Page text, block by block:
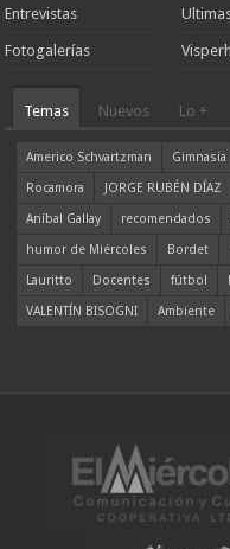
Entrevistas
Fotogalerías
Temas Nuevos Lo +
Americo Schvartzman Gimnasia
Rocamora
JORGE RUBÉN DÍAZ
Aníbal Gallay
recomendados
humor de Miércoles
Bordet
Lauritto
Docentes fútbol
VALENTÍN BISOGNI
Ambiente